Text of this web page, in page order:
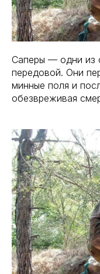
Саперы — одни из
передовой. Они
минные поля и
обезвреживая